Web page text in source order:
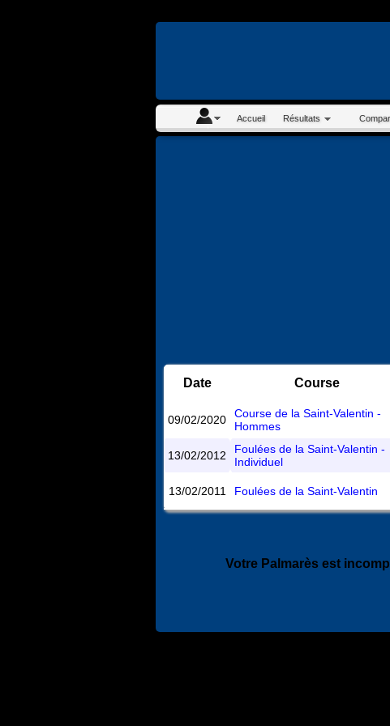
Accueil Résultats
Date Course
09/02/2020
Course de la Saint-Valentin -
Hommes
13/02/2012
Foulées de la Saint-Valentin -
Individuel
13/02/2011 Foulées de la Saint-Valentin
Votre Palmarès est